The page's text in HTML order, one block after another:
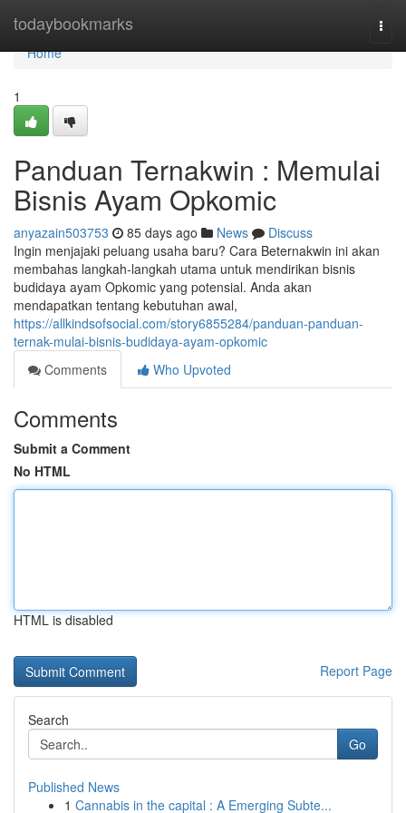
todaybookmarks
Home
Home
1
Panduan Ternakwin : Memulai
Bisnis Ayam Opkomic
anyazain503753 85 days ago News
Discuss
Ingin menjajaki peluang usaha baru? Cara Beternakwin ini akan
membahas langkah-langkah utama untuk mendirikan bisnis
budidaya ayam Opkomic yang potensial. Anda akan
mendapatkan tentang kebutuhan awal,
https://allkindsofsocial.com/story6855284/panduan-panduan-
ternak-mulai-bisnis-budidaya-ayam-opkomic
Comments
Who Upvoted
Comments
Submit a Comment
No HTML
HTML is disabled
Report Page
Search
Go
Published News
1 Cannabis in the capital : A Emerging Subte...